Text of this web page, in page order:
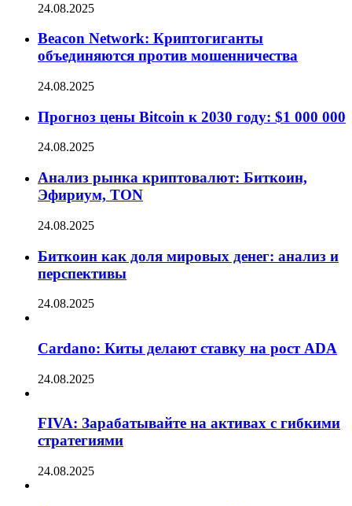
24.08.2025
Beacon Network: Криптогиганты
объединяются против мошенничества
24.08.2025
Прогноз цены Bitcoin к 2030 году: $1 000 000
24.08.2025
Анализ рынка криптовалют: Биткоин,
Эфириум, TON
24.08.2025
Биткоин как доля мировых денег: анализ и
перспективы
24.08.2025
Cardano: Киты делают ставку на рост ADA
24.08.2025
FIVA: Зарабатывайте на активах с гибкими
стратегиями
24.08.2025